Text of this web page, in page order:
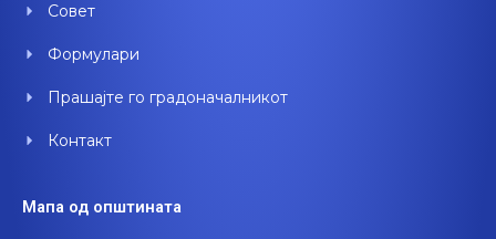
Совет
Формулари
Прашајте го градоначалникот
Контакт
Мапа од општината